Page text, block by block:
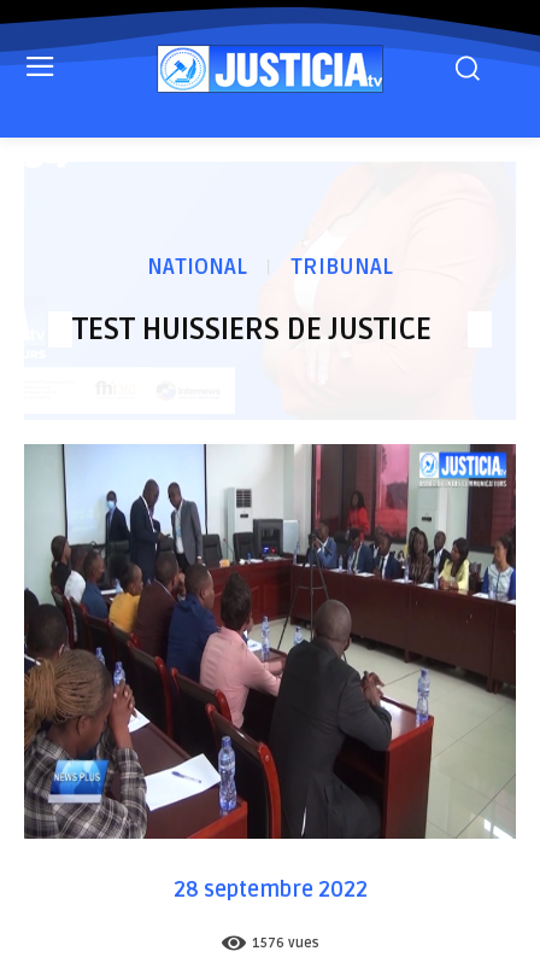
NATIONAL TRIBUNAL
TEST HUISSIERS DE JUSTICE
28 septembre 2022
1576 vues